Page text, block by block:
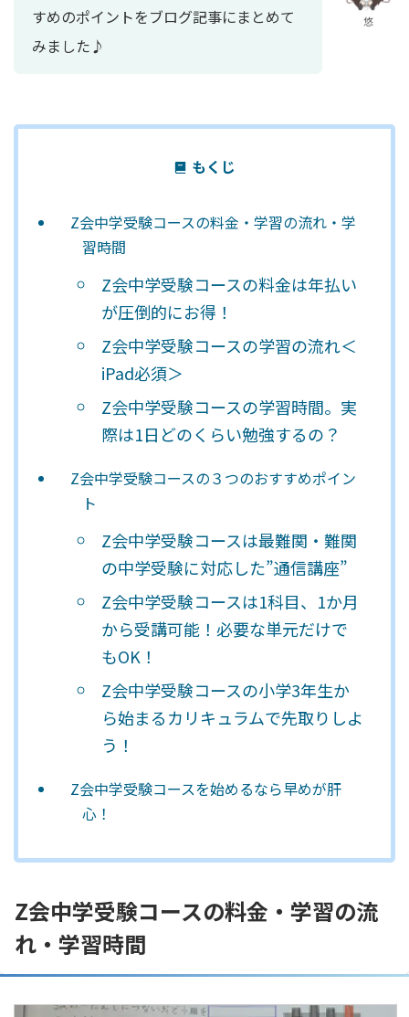
すめのポイントをブログ記事にまとめて
みました♪
悠
もくじ
Z会中学受験コースの料金・学習の流れ・学
習時間
Z会中学受験コースの料金は年払い
が圧倒的にお得！
Z会中学受験コースの学習の流れ＜
iPad必須＞
Z会中学受験コースの学習時間。実
際は1日どのくらい勉強するの？
Z会中学受験コースの３つのおすすめポイン
ト
Z会中学受験コースは最難関・難関
の中学受験に対応した”通信講座”
Z会中学受験コースは1科目、1か月
から受講可能！必要な単元だけで
もOK！
Z会中学受験コースの小学3年生か
ら始まるカリキュラムで先取りしよ
う！
Z会中学受験コースを始めるなら早めが肝
心！
Z会中学受験コースの料金・学習の流
れ・学習時間